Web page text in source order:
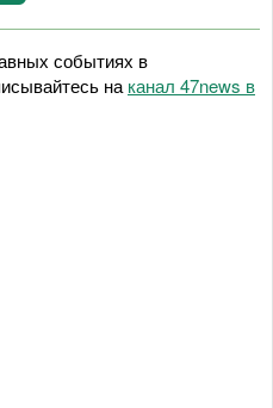
событиях в
на канал 47news в